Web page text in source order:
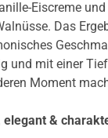
Eiscreme
Das
und mit einer
Moment
elegant &